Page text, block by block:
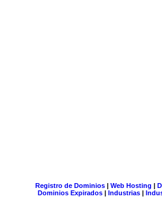
Registro de Dominios| Web Hosting |
Dominios Expirados | Industrias |